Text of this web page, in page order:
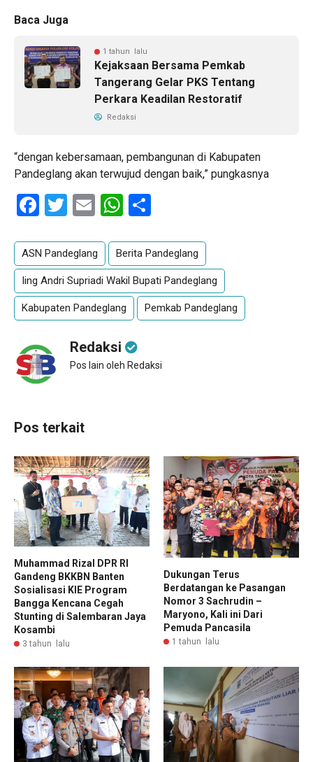
Baca Juga
1 tahun lalu
Kejaksaan Bersama Pemkab
Tangerang Gelar PKS Tentang
Perkara Keadilan Restoratif
Redaksi
“dengan kebersamaan, pembangunan di Kabupaten
Pandeglang akan terwujud dengan baik,” pungkasnya
Facebook
Twitter
EmailWhatsApp
ASN Pandeglang Berita Pandeglang
Iing Andri Supriadi Wakil Bupati Pandeglang
Kabupaten Pandeglang Pemkab Pandeglang
Redaksi
Pos lain oleh Redaksi
Pos terkait
Muhammad Rizal DPR RI
Gandeng BKKBN Banten
Sosialisasi KIE Program
Bangga Kencana Cegah
Stunting di Salembaran Jaya
Kosambi
3 tahun lalu
Dukungan Terus
Berdatangan ke Pasangan
Nomor 3 Sachrudin –
Maryono, Kali ini Dari
Pemuda Pancasila
1 tahun lalu